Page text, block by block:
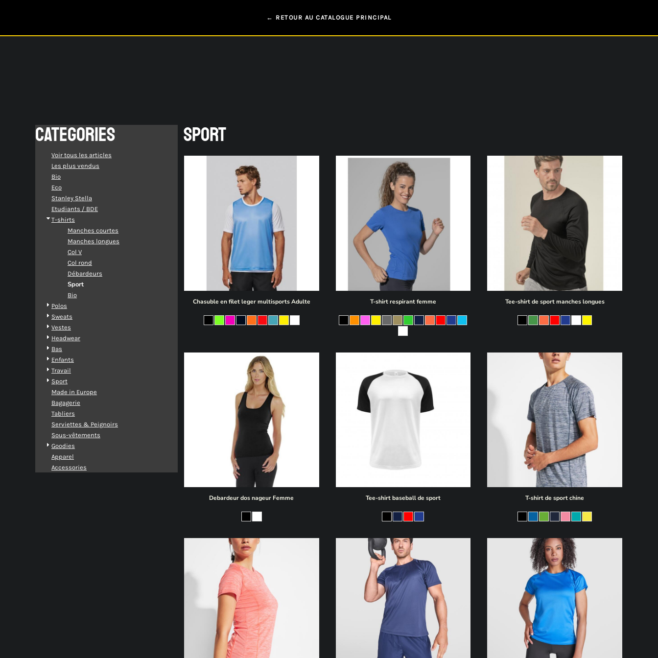
← RETOUR AU CATALOGUE PRINCIPAL
CATEGORIES
Voir tous les articles
Les plus vendus
Bio
Eco
Stanley Stella
Etudiants / BDE
T-shirts
Manches courtes
Manches longues
Col V
Col rond
Débardeurs
Sport
Bio
Polos
Sweats
Vestes
Headwear
Bas
Enfants
Travail
Sport
Made in Europe
Bagagerie
Tabliers
Serviettes & Peignoirs
Sous-vêtements
Goodies
Apparel
Accessories
SPORT
Chasuble en filet leger multisports Adulte T-shirt respirant femme Tee-shirt de sport manches longues
Debardeur dos nageur Femme Tee-shirt baseball de sport T-shirt de sport chine
S'identifier